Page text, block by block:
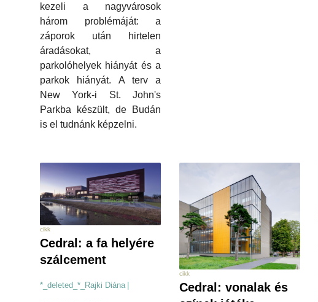
kezeli a nagyvárosok
három problémáját: a
záporok után hirtelen
áradásokat, a
parkolóhelyek hiányát és a
parkok hiányát. A terv a
New York-i St. John's
Parkba készült, de Budán
is el tudnánk képzelni.
cikk
Cedral: a fa helyére
szálcement
*_deleted_*_Rajki Diána
cikk
Cedral: vonalak és